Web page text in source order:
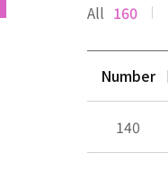
All 160
Number
140